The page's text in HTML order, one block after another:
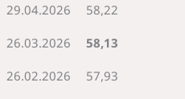
29.04.2026 58,22
26.03.2026 58,13
26.02.2026 57,93